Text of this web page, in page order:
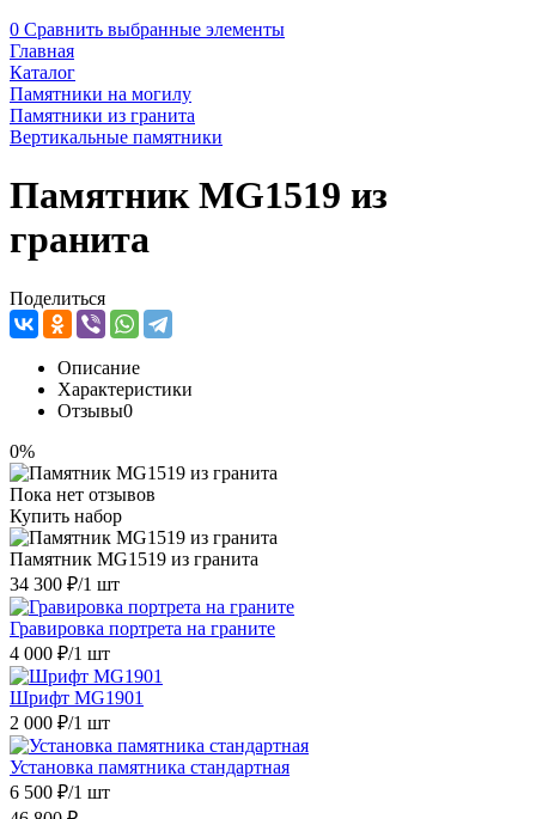
0 Сравнить выбранные элементы
Главная
Каталог
Памятники на могилу
Памятники из гранита
Вертикальные памятники
Памятник MG1519 из
гранита
Поделиться
Описание
Характеристики
Отзывы0
0%
Пока нет отзывов
Купить набор
Памятник MG1519 из гранита
34 300 ₽/1 шт
Гравировка портрета на граните
4 000 ₽/1 шт
Шрифт MG1901
2 000 ₽/1 шт
Установка памятника стандартная
6 500 ₽/1 шт